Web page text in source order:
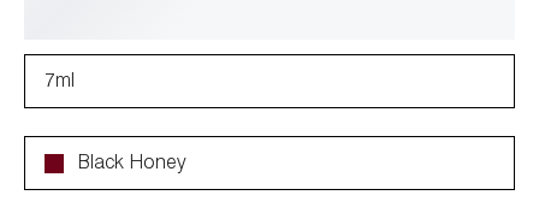
7ml
Black Honey